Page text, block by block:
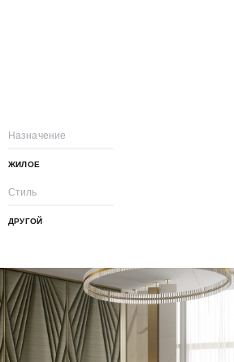
Назначение
ЖИЛОЕ
Стиль
ДРУГОЙ